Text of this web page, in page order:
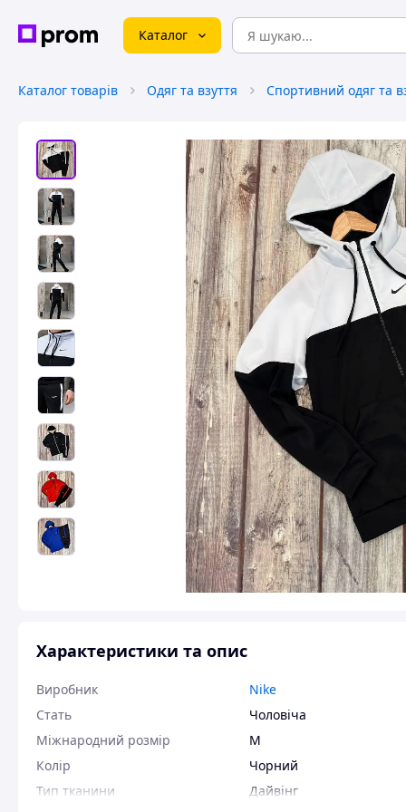
Каталог
Каталог товарів Одяг та взуття Спортивний одяг та
Характеристики та опис
Виробник
Nike
Стать
Чоловіча
Міжнародний розмір
M
Колір
Чорний
Тип тканини
Дайвінг